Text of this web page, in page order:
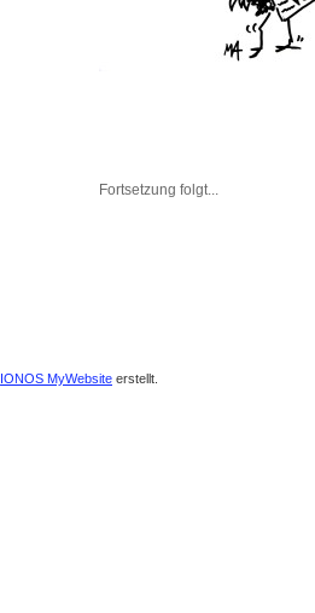
Fortsetzung folgt...
IONOS MyWebsite erstellt.